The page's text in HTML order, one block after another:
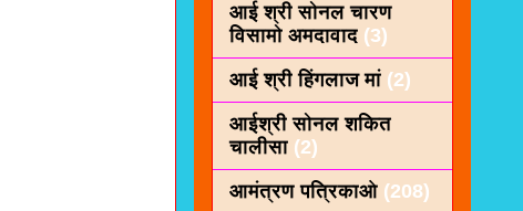
आई श्री सोनल चारण
विसामो अमदावाद (3)
आई श्री हिंगलाज मां (2)
आईश्री सोनल शकित
चालीसा (2)
आमंत्रण पत्रिकाओ (208)